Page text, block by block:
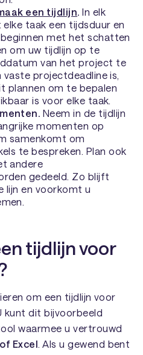
een tijdlijn.In elk
taak een tijdsduur en
met het schatten
om uw tijdlijn op te
van het project te
vaste projectdeadline is,
plannen om te bepalen
is voor elke taak.
Neem in de tijdlijn
momenten op
samenkomt om
te bespreken. Plan ook
andere
gedeeld. Zo blijft
lijn en voorkomt u
tijdlijn voor
om een tijdlijn voor
kunt dit bijvoorbeeld
waarmee u vertrouwd
Excel. Als u gewend bent